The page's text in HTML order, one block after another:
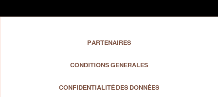
PARTENAIRES
CONDITIONS GENERALES
CONFIDENTIALITÉ DES DONNÉES